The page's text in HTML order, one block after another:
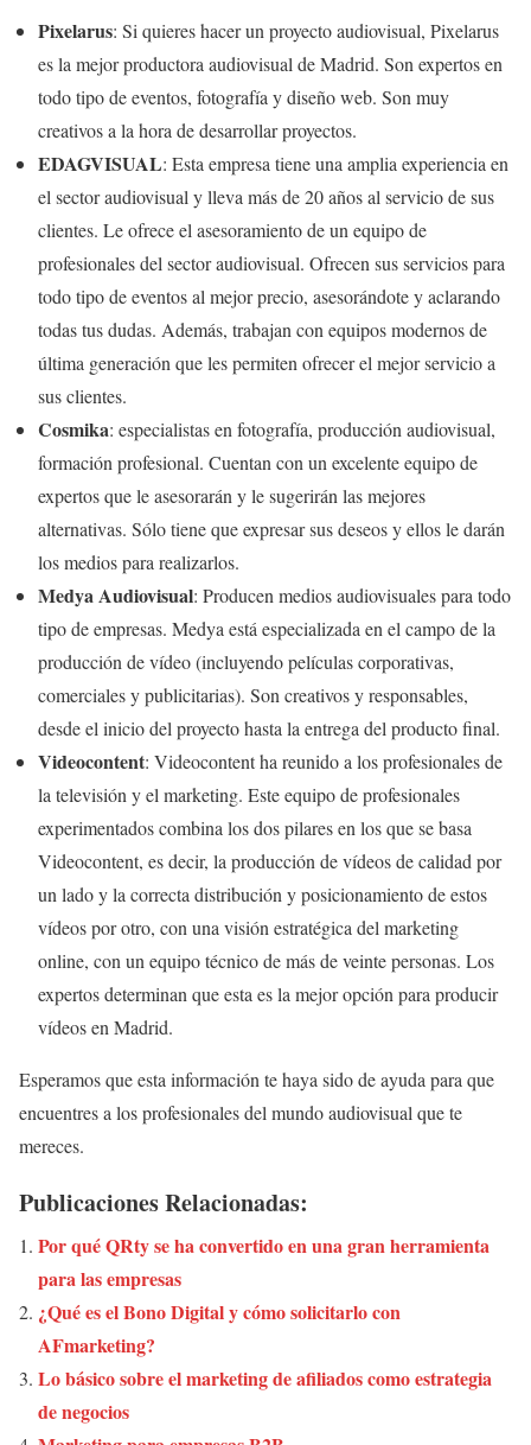
Pixelarus: Si quieres hacer un proyecto audiovisual, Pixelarus
es la mejor productora audiovisual de Madrid. Son expertos en
todo tipo de eventos, fotografía y diseño web. Son muy
creativos a la hora de desarrollar proyectos.
EDAGVISUAL: Esta empresa tiene una amplia experiencia en
el sector audiovisual y lleva más de 20 años al servicio de sus
clientes. Le ofrece el asesoramiento de un equipo de
profesionales del sector audiovisual. Ofrecen sus servicios para
todo tipo de eventos al mejor precio, asesorándote y aclarando
todas tus dudas. Además, trabajan con equipos modernos de
última generación que les permiten ofrecer el mejor servicio a
sus clientes.
Cosmika: especialistas en fotografía, producción audiovisual,
formación profesional. Cuentan con un excelente equipo de
expertos que le asesorarán y le sugerirán las mejores
alternativas. Sólo tiene que expresar sus deseos y ellos le darán
los medios para realizarlos.
Medya Audiovisual: Producen medios audiovisuales para todo
tipo de empresas. Medya está especializada en el campo de la
producción de vídeo (incluyendo películas corporativas,
comerciales y publicitarias). Son creativos y responsables,
desde el inicio del proyecto hasta la entrega del producto final.
Videocontent: Videocontent ha reunido a los profesionales de
la televisión y el marketing. Este equipo de profesionales
experimentados combina los dos pilares en los que se basa
Videocontent, es decir, la producción de vídeos de calidad por
un lado y la correcta distribución y posicionamiento de estos
vídeos por otro, con una visión estratégica del marketing
online, con un equipo técnico de más de veinte personas. Los
expertos determinan que esta es la mejor opción para producir
vídeos en Madrid.
Esperamos que esta información te haya sido de ayuda para que
encuentres a los profesionales del mundo audiovisual que te
mereces.
Publicaciones Relacionadas:
Por qué QRty se ha convertido en una gran herramienta
para las empresas
¿Qué es el Bono Digital y cómo solicitarlo con
AFmarketing?
Lo básico sobre el marketing de afiliados como estrategia
de negocios